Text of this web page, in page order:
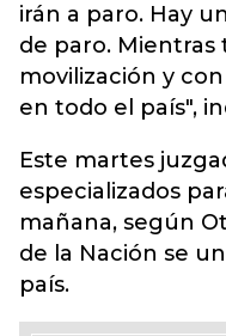
irán a paro. Hay
de paro.
movilización y
en todo el país",
Este martes
especializados
mañana, según
de la Nación se
país.